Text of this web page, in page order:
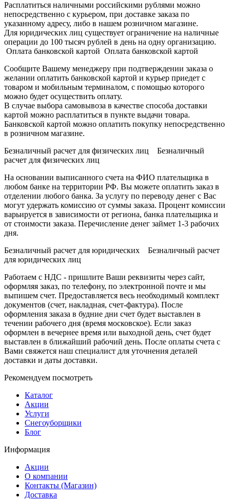
Расплатиться наличными российскими рублями можно
непосредственно с курьером, при доставке заказа по
указанному адресу, либо в нашем розничном магазине.
Для юридических лиц существует ограничение на наличные
операции до 100 тысяч рублей в день на одну организацию.
Оплата банковской картой Оплата банковской картой
Сообщите Вашему менеджеру при подтверждении заказа о
желании оплатить банковской картой и курьер приедет с
товаром и мобильным терминалом, с помощью которого
можно будет осуществить оплату.
В случае выбора самовывоза в качестве способа доставки
картой можно расплатиться в пункте выдачи товара.
Банковской картой можно оплатить покупку непосредственно
в розничном магазине.
Безналичный расчет для физических лиц Безналичный
расчет для физических лиц
На основании выписанного счета на ФИО плательщика в
любом банке на территории РФ. Вы можете оплатить заказ в
отделении любого банка. За услугу по переводу денег с Вас
могут удержать комиссию от суммы заказа. Процент комиссии
варьируется в зависимости от региона, банка плательщика и
от стоимости заказа. Перечисление денег займет 1-3 рабочих
дня.
Безналичный расчет для юридических Безналичный расчет
для юридических лиц
Работаем с НДС - пришлите Ваши реквизиты через сайт,
оформляя заказ, по телефону, по электронной почте и мы
выпишем счет. Предоставляется весь необходимый комплект
документов (счет, накладная, счет-фактура). После
оформления заказа в будние дни счет будет выставлен в
течении рабочего дня (время московское). Если заказ
оформлен в вечернее время или выходной день, счет будет
выставлен в ближайший рабочий день. После оплаты счета с
Вами свяжется наш специалист для уточнения деталей
доставки и даты доставки.
Рекомендуем посмотреть
Каталог
Акции
Услуги
Снегоуборщики
Блог
Информация
Акции
О компании
Контакты (Магазин)
Доставка